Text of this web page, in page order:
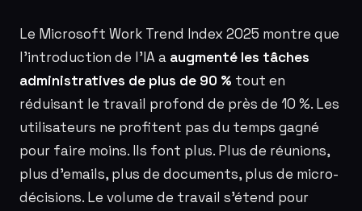
Le Microsoft Work Trend Index 2025 montre que
l’introduction de l’IA a augmenté les tâches
administratives de plus de 90 % tout en
réduisant le travail profond de près de 10 %. Les
utilisateurs ne profitent pas du temps gagné
pour faire moins. Ils font plus. Plus de réunions,
plus d’emails, plus de documents, plus de micro-
décisions. Le volume de travail s’étend pour